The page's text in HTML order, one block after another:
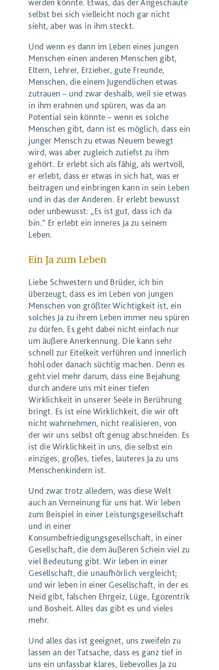
werden könnte. Etwas, das der Angeschaute
selbst bei sich vielleicht noch gar nicht
sieht, aber was in ihm steckt.
Und wenn es dann im Leben eines jungen
Menschen einen anderen Menschen gibt,
Eltern, Lehrer, Erzieher, gute Freunde,
Menschen, die einem Jugendlichen etwas
zutrauen – und zwar deshalb, weil sie etwas
in ihm erahnen und spüren, was da an
Potential sein könnte – wenn es solche
Menschen gibt, dann ist es möglich, dass ein
junger Mensch zu etwas Neuem bewegt
wird, was aber zugleich zutiefst zu ihm
gehört. Er erlebt sich als fähig, als wertvoll,
er erlebt, dass er etwas in sich hat, was er
beitragen und einbringen kann in sein Leben
und in das der Anderen. Er erlebt bewusst
oder unbewusst: „Es ist gut, dass ich da
bin.“ Er erlebt ein inneres Ja zu seinem
Leben.
Ein Ja zum Leben
Liebe Schwestern und Brüder, ich bin
überzeugt, dass es im Leben von jungen
Menschen von größter Wichtigkeit ist, ein
solches Ja zu ihrem Leben immer neu spüren
zu dürfen. Es geht dabei nicht einfach nur
um äußere Anerkennung. Die kann sehr
schnell zur Eitelkeit verführen und innerlich
hohl oder danach süchtig machen. Denn es
geht viel mehr darum, dass eine Bejahung
durch andere uns mit einer tiefen
Wirklichkeit in unserer Seele in Berührung
bringt. Es ist eine Wirklichkeit, die wir oft
nicht wahrnehmen, nicht realisieren, von
der wir uns selbst oft genug abschneiden. Es
ist die Wirklichkeit in uns, die selbst ein
einziges, großes, tiefes, lauteres Ja zu uns
Menschenkindern ist.
Und zwar trotz alledem, was diese Welt
auch an Verneinung für uns hat. Wir leben
zum Beispiel in einer Leistungsgesellschaft
und in einer
Konsumbefriedigungsgesellschaft, in einer
Gesellschaft, die dem äußeren Schein viel zu
viel Bedeutung gibt. Wir leben in einer
Gesellschaft, die unaufhörlich vergleicht;
und wir leben in einer Gesellschaft, in der es
Neid gibt, falschen Ehrgeiz, Lüge, Egozentrik
und Bosheit. Alles das gibt es und vieles
mehr.
Und alles das ist geeignet, uns zweifeln zu
lassen an der Tatsache, dass es ganz tief in
uns ein unfassbar klares, liebevolles Ja zu